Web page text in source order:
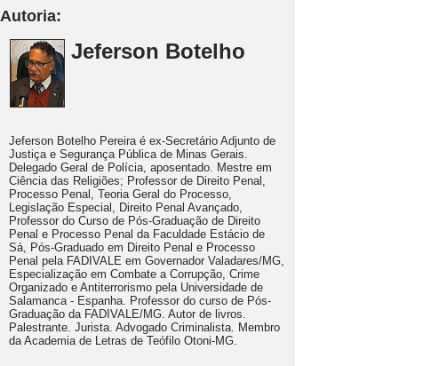
Autoria:
Jeferson Botelho
Jeferson Botelho Pereira é ex-Secretário Adjunto de
Justiça e Segurança Pública de Minas Gerais.
Delegado Geral de Polícia, aposentado. Mestre em
Ciência das Religiões; Professor de Direito Penal,
Processo Penal, Teoria Geral do Processo,
Legislação Especial, Direito Penal Avançado,
Professor do Curso de Pós-Graduação de Direito
Penal e Processo Penal da Faculdade Estácio de
Sá, Pós-Graduado em Direito Penal e Processo
Penal pela FADIVALE em Governador Valadares/MG,
Especialização em Combate a Corrupção, Crime
Organizado e Antiterrorismo pela Universidade de
Salamanca - Espanha. Professor do curso de Pós-
Graduação da FADIVALE/MG. Autor de livros.
Palestrante. Jurista. Advogado Criminalista. Membro
da Academia de Letras de Teófilo Otoni-MG.